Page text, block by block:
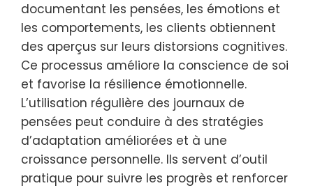
documentant les pensées, les émotions et
les comportements, les clients obtiennent
des aperçus sur leurs distorsions cognitives.
Ce processus améliore la conscience de soi
et favorise la résilience émotionnelle.
L’utilisation régulière des journaux de
pensées peut conduire à des stratégies
d’adaptation améliorées et à une
croissance personnelle. Ils servent d’outil
pratique pour suivre les progrès et renforcer